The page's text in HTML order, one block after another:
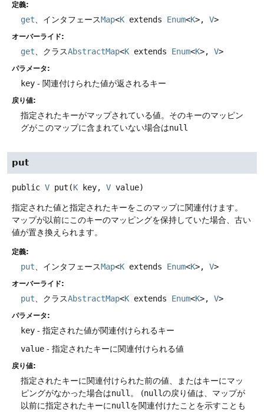
定義:
get、インタフェースMap<K extends Enum<K>, V>
オーバーライド:
get、クラスAbstractMap<K extends Enum<K>, V>
パラメータ:
key - 関連付けられた値が返されるキー
戻り値:
指定されたキーがマップされている値。そのキーのマッピン
グがこのマップに含まれていない場合はnull
put
public V put (K key, V value)
指定された値と指定されたキーをこのマップに関連付けます。
マップが以前にこのキーのマッピングを保持していた場合、古い
値が置き換えられます。
定義:
put 、インタフェースMap<K extends Enum<K>, V>
オーバーライド:
put 、クラスAbstractMap<K extends Enum<K>, V>
パラメータ:
key - 指定された値が関連付けられるキー
value - 指定されたキーに関連付けられる値
戻り値:
指定されたキーに関連付けられた前の値、またはキーにマッ
ピングがなかった場合はnull 。 (nullの戻り値は、マップが
以前に指定されたキーにnull を関連付けたことを示すことも